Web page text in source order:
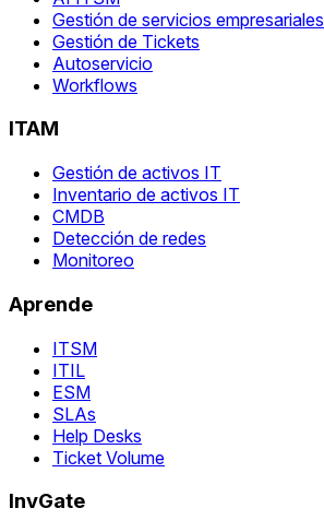
Gestión de servicios empresariales
Gestión de Tickets
Autoservicio
Workflows
ITAM
Gestión de activos IT
Inventario de activos IT
CMDB
Detección de redes
Monitoreo
Aprende
ITSM
ITIL
ESM
SLAs
Help Desks
Ticket Volume
InvGate